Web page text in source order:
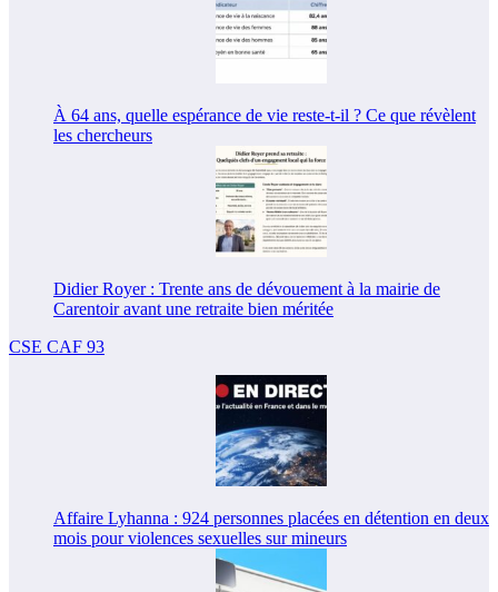
À 64 ans, quelle espérance de vie reste-t-il ? Ce que révèlent
les chercheurs
Didier Royer : Trente ans de dévouement à la mairie de
Carentoir avant une retraite bien méritée
CSE CAF 93
Affaire Lyhanna : 924 personnes placées en détention en deux
mois pour violences sexuelles sur mineurs